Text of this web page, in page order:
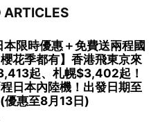
ARTICLES
本限時優惠＋免費送兩程國
花季都有】香港飛東京來
起、札幌$3,402起！
日本內陸機！出發日期至
優惠至8月13日)